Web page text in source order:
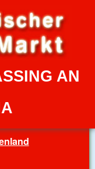
AN